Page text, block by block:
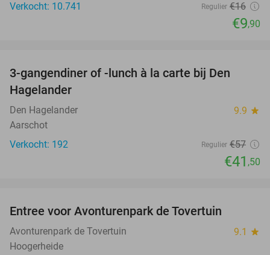
Verkocht: 10.741
Regulier €16
€9,90
3-gangendiner of -lunch à la carte bij Den
Hagelander
Den Hagelander 9.9 star
Aarschot
Verkocht: 192
Regulier €57
€41 ,50
Entree voor Avonturenpark de Tovertuin
Avonturenpark de Tovertuin 9.1 star
Hoogerheide